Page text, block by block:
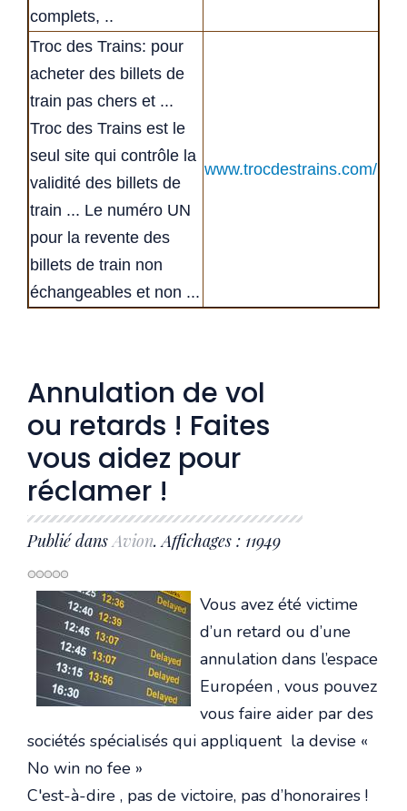
complets, ..
Troc des Trains: pour
acheter des billets de
train pas chers et ...
Troc des Trains est le
seul site qui contrôle la
validité des billets de
train ... Le numéro UN
pour la revente des
billets de train non
échangeables et non ...
www.trocdestrains.com/
Annulation de vol
ou retards ! Faites
vous aidez pour
réclamer !
Publié dansAvion. Affichages : 11949
Vous avez été victime
d’un retard ou d’une
annulation dans l’espace
Européen , vous pouvez
vous faire aider par des
sociétés spécialisés qui appliquent la devise «
No win no fee »
C'est-à-dire , pas de victoire, pas d’honoraires !